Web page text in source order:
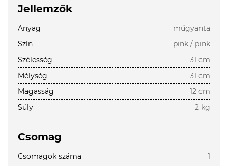
Jellemzők
Anyag
műgyanta
Szín
pink / pink
Szélesség
31 cm
Mélység
31 cm
Magasság
12 cm
Súly
2 kg
Csomag
Csomagok száma
1